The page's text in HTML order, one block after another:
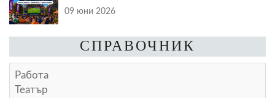
09 юни 2026
СПРАВОЧНИК
Работа
Театър